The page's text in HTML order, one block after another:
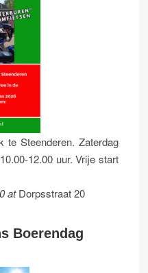
te Steenderen. Zaterdag
12.00 uur. Vrije start
atDorpsstraat 20
Boerendag